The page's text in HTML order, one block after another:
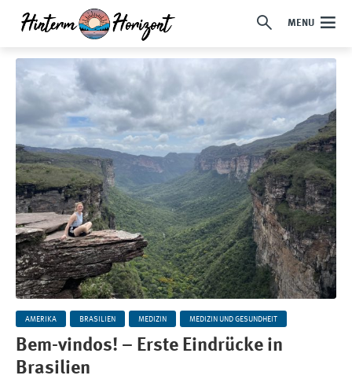
MENU
AMERIKA BRASILIEN MEDIZIN MEDIZIN UND GESUNDHEIT
Bem-vindos! – Erste Eindrücke in
Brasilien